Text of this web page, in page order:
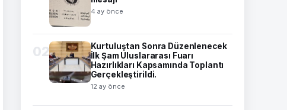
4 ay önce
02
Kurtuluştan Sonra Düzenlenecek
İlk Şam Uluslararası Fuarı
Hazırlıkları Kapsamında Toplantı
Gerçekleştirildi.
12 ay önce